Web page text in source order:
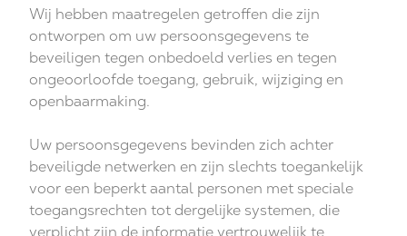
Wij hebben maatregelen getroffen die zijn
ontworpen om uw persoonsgegevens te
beveiligen tegen onbedoeld verlies en tegen
ongeoorloofde toegang, gebruik, wijziging en
openbaarmaking.
Uw persoonsgegevens bevinden zich achter
beveiligde netwerken en zijn slechts toegankelijk
voor een beperkt aantal personen met speciale
toegangsrechten tot dergelijke systemen, die
verplicht zijn de informatie vertrouwelijk te